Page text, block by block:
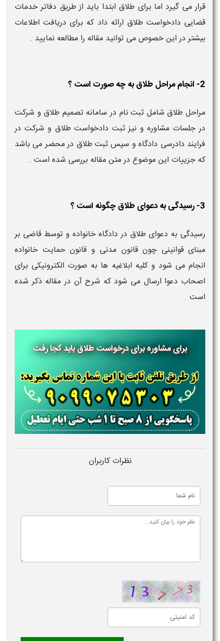
قرار می گیرد اما برای طلاق ابتدا باید از طریق دفاتر خدمات
قضایی دادخواست طلاق ارائه داد که برای دریافت اطلاعات
بیشتر در این خصوص می توانید مقاله را مطالعه نمایید .
2- انجام مراحل طلاق به چه صورت است ؟
مراحل طلاق شامل ثبت نام در سامانه تصمیم طلاق و شرکت
در جلسات مشاوره و نیز ثبت دادخواست طلاق و شرکت در
فرایند دادرسی دادگاه و سپس ثبت طلاق در محضر می باشد
که جزییات این موضوع در متن مقاله بررسی شده است .
3- رسیدگی به دعوای طلاق چگونه است ؟
رسیدگی به دعوای طلاق در دادگاه خانواده و توسط قاضی بر
مبنای قوانینی چون قانون مدنی و قانون حمایت خانواده
انجام می شود و کلیه ابلاغیه ها به صورت الکترونیکی برای
اصحاب دعوا ارسال می شود که شرح آن در مقاله ذکر شده
است .
برای مشاوره برای درخواست طلاق باید کجا رفت
نظرات کاربران